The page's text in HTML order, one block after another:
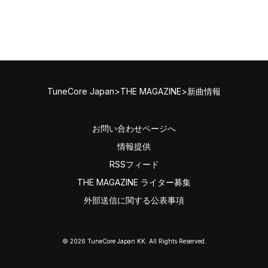
TuneCore Japan>THE MAGAZINE>新曲情報
お問い合わせページへ
情報提供
RSSフィード
THE MAGAZINE ライター募集
外部送信に関する公表事項
© 2026 TuneCore Japan KK. All Rights Reserved.